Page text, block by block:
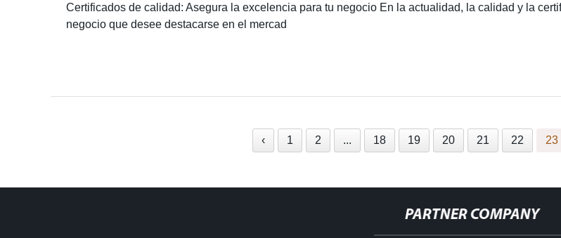
Certificados de calidad: Asegura la excelencia para tu negocio En la actualidad, la calidad y la
negocio que desee destacarse en el mercad
‹ 1 2 ... 18 19 20 21 22 23
PARTNER COMPANY